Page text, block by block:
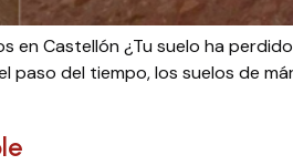
Castellón ¿Tu suelo ha
paso del tiempo, los suelos de